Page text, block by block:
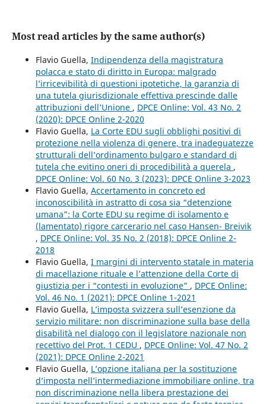
Most read articles by the same author(s)
Flavio Guella, Indipendenza della magistratura
polacca e stato di diritto in Europa: malgrado
l’irricevibilità di questioni ipotetiche, la garanzia di
una tutela giurisdizionale effettiva prescinde dalle
attribuzioni dell’Unione , DPCE Online: Vol. 43 No. 2
(2020): DPCE Online 2-2020
Flavio Guella, La Corte EDU sugli obblighi positivi di
protezione nella violenza di genere, tra inadeguatezze
strutturali dell’ordinamento bulgaro e standard di
tutela che evitino oneri di procedibilità a querela ,
DPCE Online: Vol. 60 No. 3 (2023): DPCE Online 3-2023
Flavio Guella, Accertamento in concreto ed
inconoscibilità in astratto di cosa sia “detenzione
umana”: la Corte EDU su regime di isolamento e
(lamentato) rigore carcerario nel caso Hansen- Breivik
, DPCE Online: Vol. 35 No. 2 (2018): DPCE Online 2-
2018
Flavio Guella, I margini di intervento statale in materia
di macellazione rituale e l’attenzione della Corte di
giustizia per i “contesti in evoluzione” , DPCE Online:
Vol. 46 No. 1 (2021): DPCE Online 1-2021
Flavio Guella, L’imposta svizzera sull’esenzione da
servizio militare: non discriminazione sulla base della
disabilità nel dialogo con il legislatore nazionale non
recettivo del Prot. 1 CEDU , DPCE Online: Vol. 47 No. 2
(2021): DPCE Online 2-2021
Flavio Guella, L’opzione italiana per la sostituzione
d’imposta nell’intermediazione immobiliare online, tra
non discriminazione nella libera prestazione dei